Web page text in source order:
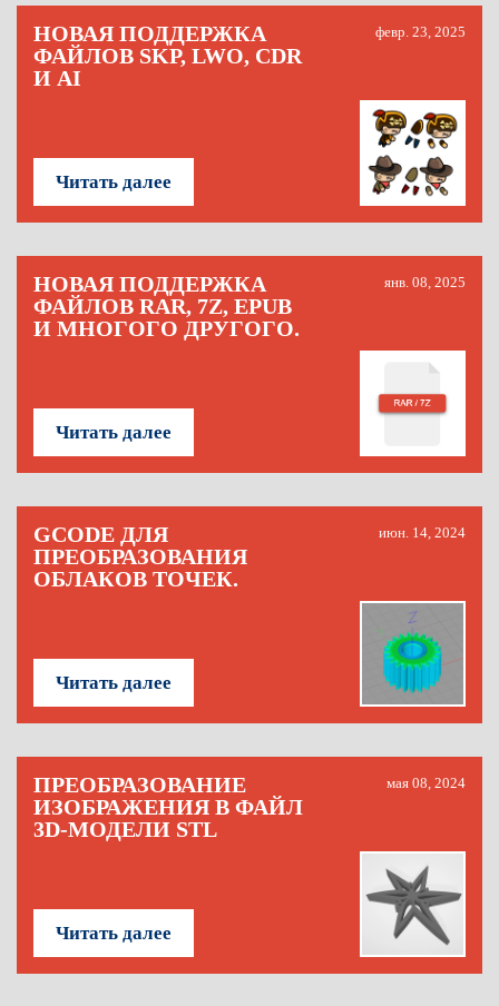
НОВАЯ ПОДДЕРЖКА
ФАЙЛОВ SKP, LWO, CDR
И AI
февр. 23, 2025
Читать далее
НОВАЯ ПОДДЕРЖКА
ФАЙЛОВ RAR, 7Z, EPUB
И МНОГОГО ДРУГОГО.
янв. 08, 2025
Читать далее
GCODE ДЛЯ
ПРЕОБРАЗОВАНИЯ
ОБЛАКОВ ТОЧЕК.
июн. 14, 2024
Читать далее
ПРЕОБРАЗОВАНИЕ
ИЗОБРАЖЕНИЯ В ФАЙЛ
3D-МОДЕЛИ STL
мая 08, 2024
Читать далее